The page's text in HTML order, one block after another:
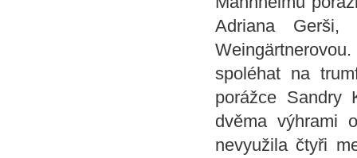
Adriana Gerši,
spoléhat na
porážce Sandry
dvěma výhrami
nevyužila čtyři